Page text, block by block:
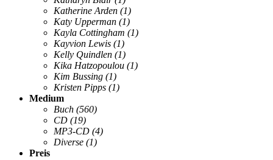
Katherine Arden (1)
Katy Upperman (1)
Kayla Cottingham (1)
Kayvion Lewis (1)
Kelly Quindlen (1)
Kika Hatzopoulou (1)
Kim Bussing (1)
Kristen Pipps (1)
Medium
Buch (560)
CD (19)
MP3-CD (4)
Diverse (1)
Preis